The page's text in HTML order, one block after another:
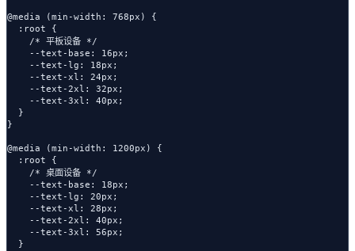
@media (min-width: 768px) {
  :root {
    /* 平板设备 */
    --text-base: 16px;
    --text-lg: 18px;
    --text-xl: 24px;
    --text-2xl: 32px;
    --text-3xl: 40px;
  }
}
@media (min-width: 1200px) {
  :root {
    /* 桌面设备 */
    --text-base: 18px;
    --text-lg: 20px;
    --text-xl: 28px;
    --text-2xl: 40px;
    --text-3xl: 56px;
  }